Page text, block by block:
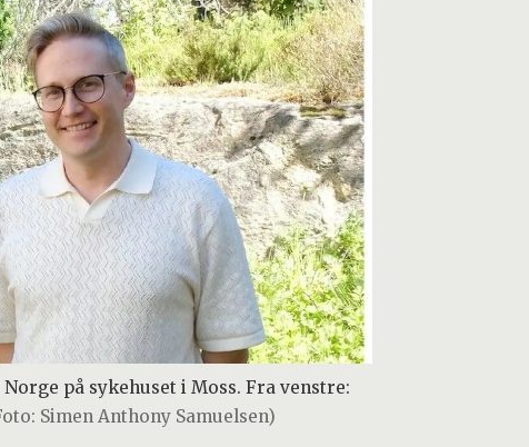
på sykehuset i Moss. Fra venstre:
Simen Anthony Samuelsen)